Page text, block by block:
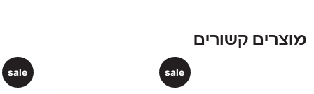
מוצרים קשורים
sale
sale